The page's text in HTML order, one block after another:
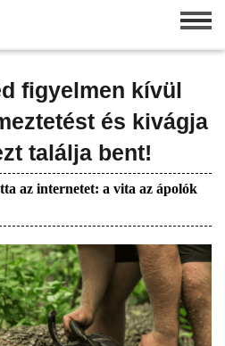
figyelmen kívül
és kivágja
találja bent!
az internetet: a vita az ápolók